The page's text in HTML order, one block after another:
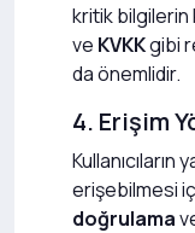
kritik bilgilerin
ve KVKKgibi
da önemlidir.
4. Erişim
erişebilmesi
doğrulama